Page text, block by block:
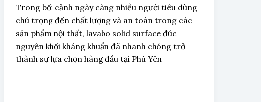
Trong bối cảnh ngày càng nhiều người tiêu dùng
chú trọng đến chất lượng và an toàn trong các
sản phẩm nội thất, lavabo solid surface đúc
nguyên khối kháng khuẩn đã nhanh chóng trở
thành sự lựa chọn hàng đầu tại Phú Yên